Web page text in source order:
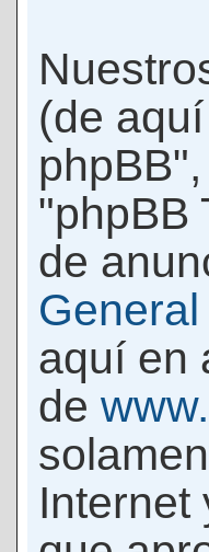
(de
"phpBB
de
aquí en
de
Internet